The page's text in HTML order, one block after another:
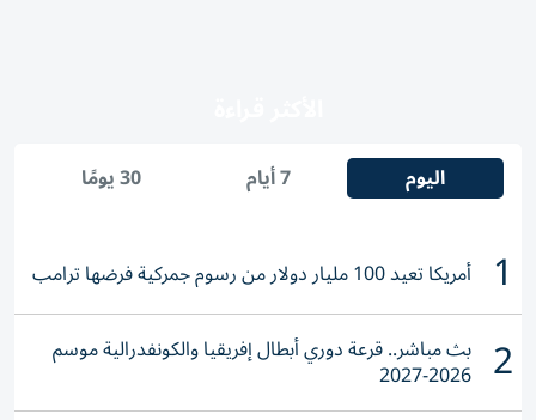
اليوم 7 أيام 30 يومًا
1 أمريكا تعيد 100 مليار دولار من رسوم جمركية فرضها ترامب
2 بث مباشر.. قرعة دوري أبطال إفريقيا والكونفدرالية موسم
2026-2027